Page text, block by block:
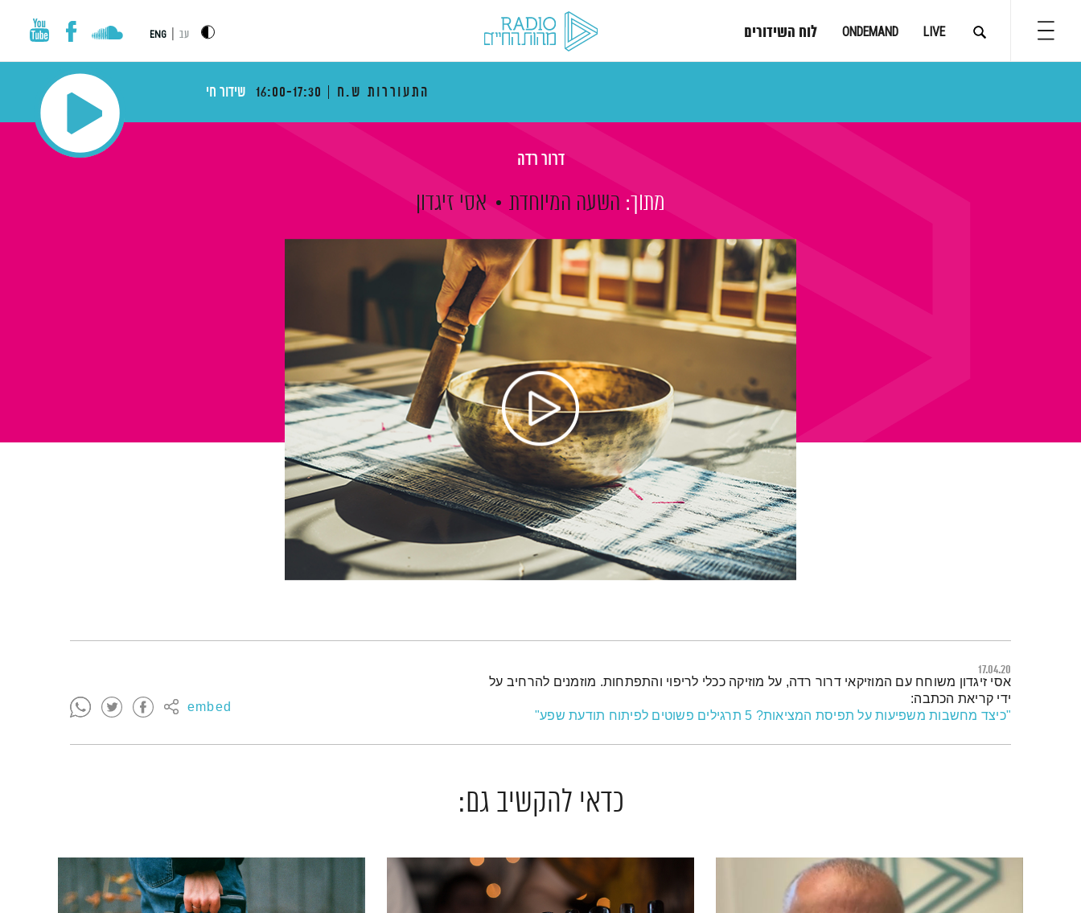
LIVE
ONDEMAND לוח השידורים עב ENG
התעוררות ש.ח 16:00-17:30 שידור חי
דרור רדה
מתוך: השעה המיוחדת אסי זיגדון
17.04.20
embed
תמצית הפודקאסט
אסי זיגדון משוחח עם המוזיקאי דרור רדה, על מוזיקה ככלי לריפוי והתפתחות. מוזמנים להרחיב על
ידי קריאת הכתבה:
"כיצד מחשבות משפיעות על תפיסת המציאות? 5 תרגילים פשוטים לפיתוח תודעת שפע"
כדאי להקשיב גם: